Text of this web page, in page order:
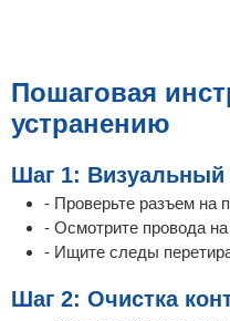
Пошаговая
устранению
Шаг 1: Визуальный
- Проверьте разъем на
- Осмотрите провода
- Ищите следы
Шаг 2: Очистка